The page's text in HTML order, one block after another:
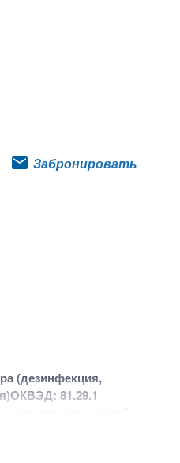
Забронировать
(дезинфекция,
ОКВЭД: 81.29.1